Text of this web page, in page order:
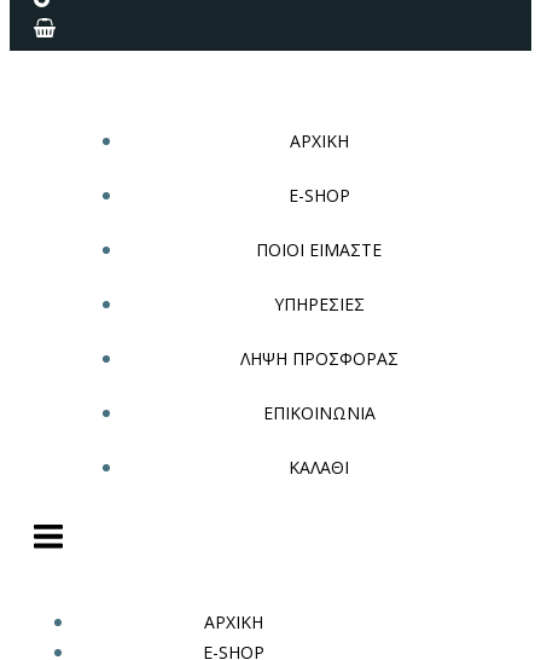
ΑΡΧΙΚΗ
E-SHOP
ΠΟΙΟΙ ΕΙΜΑΣΤΕ
ΥΠΗΡΕΣΙΕΣ
ΛΗΨΗ ΠΡΟΣΦΟΡΑΣ
ΕΠΙΚΟΙΝΩΝΙΑ
ΚΑΛΑΘΙ
ΑΡΧΙΚΗ
E-SHOP